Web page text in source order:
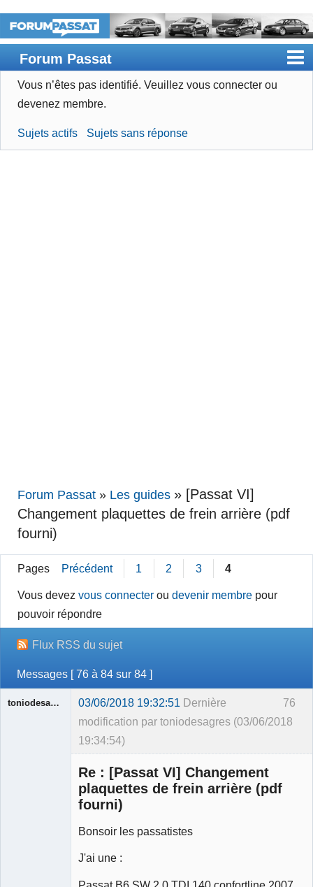
Forum Passat
Accueil
Devenir membre
Vous n’êtes pas identifié. Veuillez vous connecter ou
devenez membre.
Sujets actifs Sujets sans réponse
Forum Passat » Les guides » [Passat VI]
Changement plaquettes de frein arrière (pdf
fourni)
Pages Précédent 1 2 3 4
Vous devezvous connecter oudevenir membre pour
pouvoir répondre
Flux RSS du sujet
Messages [ 76 à 84 sur 84 ]
76
toniodesagres 03/06/2018 19:32:51 Dernière
modification par toniodesagres (03/06/2018
19:34:54)
Re : [Passat VI] Changement
plaquettes de frein arrière (pdf
fourni)
Bonsoir les passatistes
J'ai une :